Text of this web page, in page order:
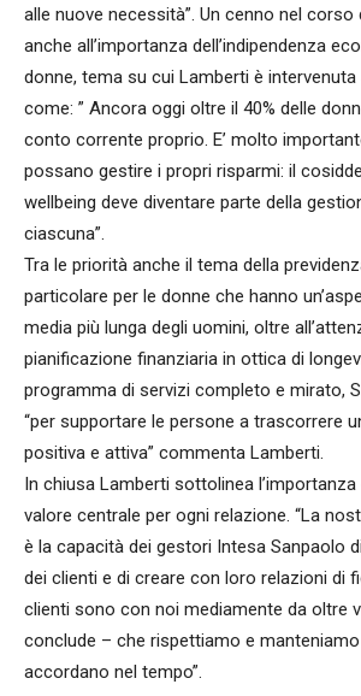
alle nuove necessità”. Un cenno nel corso
anche all’importanza dell’indipendenza
donne, tema su cui Lamberti è
come: ” Ancora oggi oltre il 40% delle
conto corrente proprio. E’ molto
possano gestire i propri risparmi: il
wellbeing deve diventare parte della
ciascuna”.
Tra le priorità anche il tema della
particolare per le donne che hanno
media più lunga degli uomini, oltre
pianificazione finanziaria in ottica di
programma di servizi completo e mirato,
“per supportare le persone a trascorrere
positiva e attiva” commenta Lamberti.
In chiusa Lamberti sottolinea
valore centrale per ogni relazione. “La
è la capacità dei gestori Intesa Sanpaolo
dei clienti e di creare con loro relazioni di
clienti sono con noi mediamente da oltre
conclude – che rispettiamo e
accordano nel tempo”.